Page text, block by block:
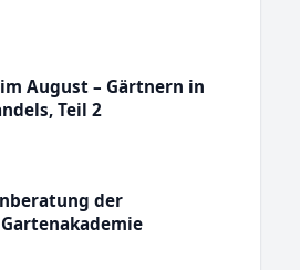
August – Gärtnern in
Teil 2
der